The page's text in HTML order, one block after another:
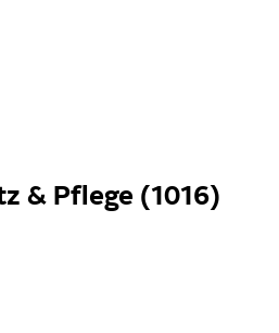
& Pflege (1016)